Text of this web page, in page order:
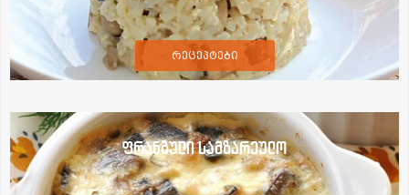
რეცეპტები
ფრანგული სამზარეულო